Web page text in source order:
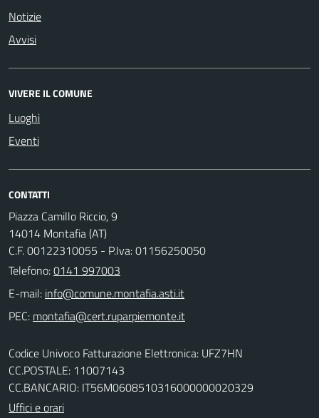
Notizie
Avvisi
VIVERE IL COMUNE
Luoghi
Eventi
CONTATTI
Piazza Camillo Riccio, 9
14014 Montafia (AT)
C.F. 00122310055 - P.Iva: 01156250050
Telefono:0141 997003
E-mail:
PEC:
Codice Univoco Fatturazione Elettronica: UFZ7HN
CC.POSTALE: 11007143
CC.BANCARIO: IT56M0608510316000000020329
Uffici e orari